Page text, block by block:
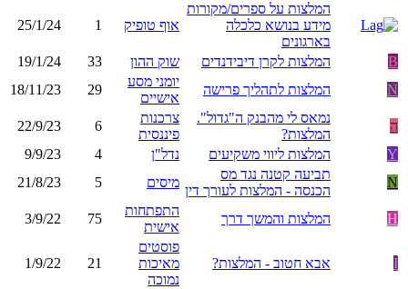
המלצות על ספרים/מקורות
מידע בנושא כלכלה
בארגונים
אוף טופיק 1
25/1/24
B המלצות לקרן דיבידנדים שוק ההון 33
19/1/24
N
המלצות לתהליך פרישה
יומני מסע
אישיים
29
18/11/23
ה
נמאס לי מהבנק ה"גדול".
המלצות?
צרכנות
פיננסית
6
22/9/23
Y
המלצות ליווי משקיעים נדל"ן 4
9/9/23
N
תביעה קטנה נגד מס
הכנסה - המלצות לעורך דין
מיסים 5
21/8/23
H המלצות והמשך דרך
התפתחות
אישית
75
3/9/22
I אבא חטוב - המלצות?
פוסטים
מאיכות
נמוכה
21
1/9/22